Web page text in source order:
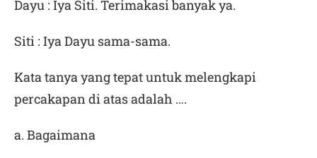
Dayu : Iya Siti. Terimakasi banyak ya.
Siti : Iya Dayu sama-sama.
Kata tanya yang tepat untuk melengkapi
percakapan di atas adalah ….
a. Bagaimana